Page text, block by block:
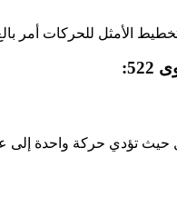
تؤدي حركة واحدة إلى